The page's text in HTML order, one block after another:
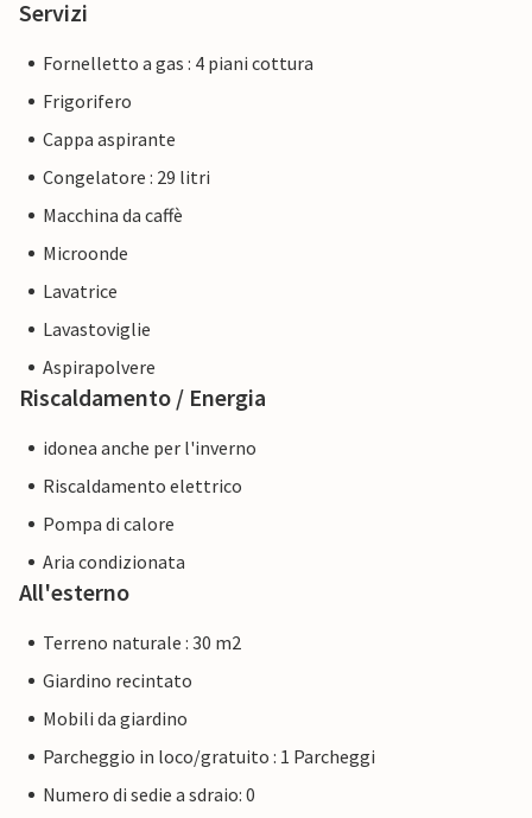
Servizi
Fornelletto a gas : 4 piani cottura
Frigorifero
Cappa aspirante
Congelatore : 29 litri
Macchina da caffè
Microonde
Lavatrice
Lavastoviglie
Aspirapolvere
Riscaldamento / Energia
idonea anche per l'inverno
Riscaldamento elettrico
Pompa di calore
Aria condizionata
All'esterno
Terreno naturale : 30 m2
Giardino recintato
Mobili da giardino
Parcheggio in loco/gratuito : 1 Parcheggi
Numero di sedie a sdraio: 0